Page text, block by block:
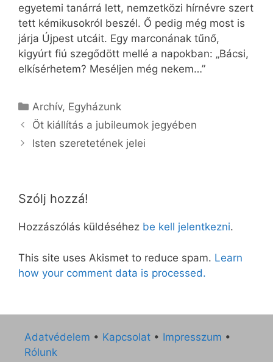
egyetemi tanárrá lett, nemzetközi hírnévre szert
tett kémikusokról beszél. Ő pedig még most is
járja Újpest utcáit. Egy marconának tűnő,
kigyúrt fiú szegődött mellé a napokban: „Bácsi,
elkísérhetem? Meséljen még nekem…”
Kategória
Archív, Egyházunk
Öt kiállítás a jubileumok jegyében
Isten szeretetének jelei
Szólj hozzá!
Hozzászólás küldéséhez be kell jelentkezni.
This site uses Akismet to reduce spam. Learn
how your comment data is processed.
Adatvédelem • Kapcsolat • Impresszum •
Rólunk